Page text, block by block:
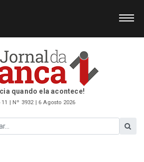
quando ela acontece!
| Nº 3932 | 6 Agosto 2026